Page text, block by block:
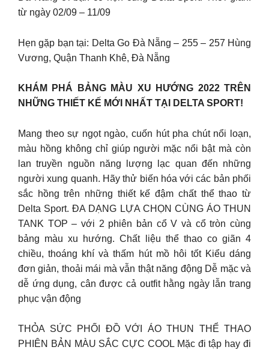
từ ngày 02/09 – 11/09
Hẹn gặp bạn tại: Delta Go Đà Nẵng – 255 – 257 Hùng
Vương, Quận Thanh Khê, Đà Nẵng
KHÁM PHÁ BẢNG MÀU XU HƯỚNG 2022 TRÊN
NHỮNG THIẾT KẾ MỚI NHẤT TẠI DELTA SPORT!
Mang theo sự ngọt ngào, cuốn hút pha chút nổi loạn,
màu hồng không chỉ giúp người mặc nổi bật mà còn
lan truyền nguồn năng lượng lạc quan đến những
người xung quanh. Hãy thử biến hóa với các bản phối
sắc hồng trên những thiết kế đậm chất thể thao từ
Delta Sport. ĐA DẠNG LỰA CHỌN CÙNG ÁO THUN
TANK TOP – với 2 phiên bản cổ V và cổ tròn cùng
bảng màu xu hướng. Chất liệu thể thao co giãn 4
chiều, thoáng khí và thấm hút mồ hôi tốt Kiểu dáng
đơn giản, thoải mái mà vẫn thật năng động Dễ mặc và
dễ ứng dụng, cân được cả outfit hằng ngày lẫn trang
phục vận động
THỎA SỨC PHỐI ĐỒ VỚI ÁO THUN THỂ THAO
PHIÊN BẢN MÀU SẮC CỰC COOL Mặc đi tập hay đi